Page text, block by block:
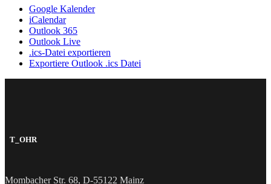
Google Kalender
iCalendar
Outlook 365
Outlook Live
.ics-Datei exportieren
Exportiere Outlook .ics Datei
T_OHR
Mombacher Str. 68, D-55122 Mainz